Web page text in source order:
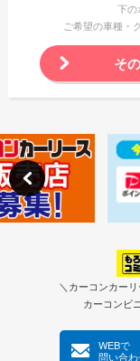
下の
ご希望の車種・
そ
＼カーコンカー
カーコンビ
WEBで
問い合